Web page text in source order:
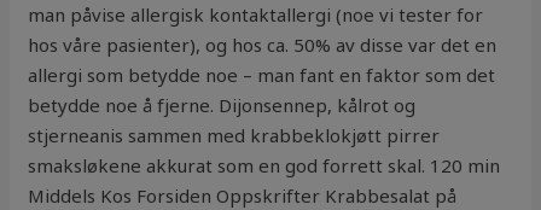
man påvise allergisk kontaktallergi (noe vi tester for
hos våre pasienter), og hos ca. 50% av disse var det en
allergi som betydde noe – man fant en faktor som det
betydde noe å fjerne. Dijonsennep, kålrot og
stjerneanis sammen med krabbeklokjøtt pirrer
smaksløkene akkurat som en god forrett skal. 120 min
Middels Kos Forsiden Oppskrifter Krabbesalat på